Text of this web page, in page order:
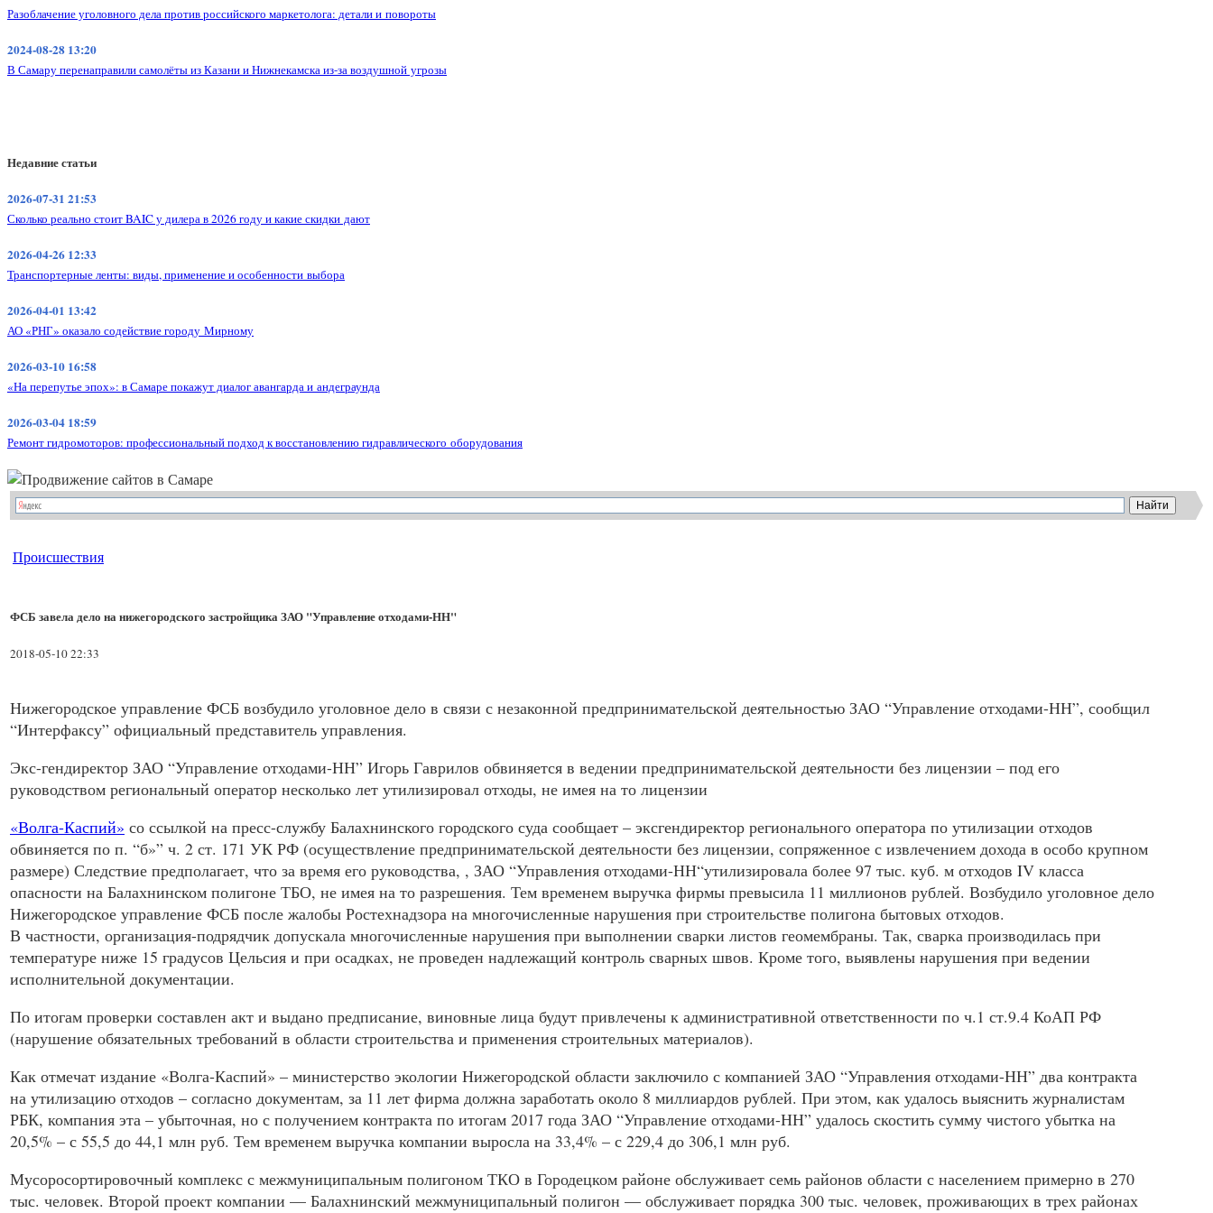
Разоблачение уголовного дела против российского маркетолога: детали и повороты
2024-08-28 13:20
В Самару перенаправили самолёты из Казани и Нижнекамска из-за воздушной угрозы
Недавние статьи
2026-07-31 21:53
Сколько реально стоит BAIC у дилера в 2026 году и какие скидки дают
2026-04-26 12:33
Транспортерные ленты: виды, применение и особенности выбора
2026-04-01 13:42
АО «РНГ» оказало содействие городу Мирному
2026-03-10 16:58
«На перепутье эпох»: в Самаре покажут диалог авангарда и андеграунда
2026-03-04 18:59
Ремонт гидромоторов: профессиональный подход к восстановлению гидравлического оборудования
Происшествия
ФСБ завела дело на нижегородского застройщика ЗАО "Управление отходами-НН"
2018-05-10 22:33
Нижегородское управление ФСБ возбудило уголовное дело в связи с незаконной предпринимательской деятельностью ЗАО “Управление отходами-НН”, сообщил
“Интерфаксу” официальный представитель управления.
Экс-гендиректор ЗАО “Управление отходами-НН” Игорь Гаврилов обвиняется в ведении предпринимательской деятельности без лицензии – под его
руководством региональный оператор несколько лет утилизировал отходы, не имея на то лицензии
«Волга-Каспий» со ссылкой на пресс-службу Балахнинского городского суда сообщает – эксгендиректор регионального оператора по утилизации отходов
обвиняется по п. “б»” ч. 2 ст. 171 УК РФ (осуществление предпринимательской деятельности без лицензии, сопряженное с извлечением дохода в особо крупном
размере) Следствие предполагает, что за время его руководства, , ЗАО “Управления отходами-НН“утилизировала более 97 тыс. куб. м отходов IV класса
опасности на Балахнинском полигоне ТБО, не имея на то разрешения. Тем временем выручка фирмы превысила 11 миллионов рублей. Возбудило уголовное дело
Нижегородское управление ФСБ после жалобы Ростехнадзора на многочисленные нарушения при строительстве полигона бытовых отходов.
В частности, организация-подрядчик допускала многочисленные нарушения при выполнении сварки листов геомембраны. Так, сварка производилась при
температуре ниже 15 градусов Цельсия и при осадках, не проведен надлежащий контроль сварных швов. Кроме того, выявлены нарушения при ведении
исполнительной документации.
По итогам проверки составлен акт и выдано предписание, виновные лица будут привлечены к административной ответственности по ч.1 ст.9.4 КоАП РФ
(нарушение обязательных требований в области строительства и применения строительных материалов).
Как отмечат издание «Волга-Каспий» – министерство экологии Нижегородской области заключило с компанией ЗАО “Управления отходами-НН” два контракта
на утилизацию отходов – согласно документам, за 11 лет фирма должна заработать около 8 миллиардов рублей. При этом, как удалось выяснить журналистам
РБК, компания эта – убыточная, но с получением контракта по итогам 2017 года ​ЗАО “Управление отходами-НН” удалось скостить сумму чистого убытка на
20,5% – с 55,5 до 44,1 млн руб. Тем временем выручка компании выросла на 33,4% – с 229,4 до 306,1 млн руб.
Мусоросортировочный комплекс с межмуниципальным полигоном ТКО в Городецком районе обслуживает семь районов области с населением примерно в 270
тыс. человек. Второй проект компании — Балахнинский межмуниципальный полигон — обслуживает порядка 300 тыс. человек, проживающих в трех районах